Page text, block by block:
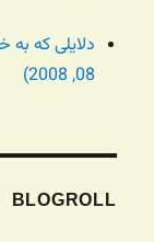
دلایلی که
08, 2008)
BLOGROLL